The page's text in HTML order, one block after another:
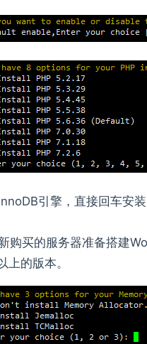
引擎，直接回车安
购买的服务器准备搭建
上的版本。